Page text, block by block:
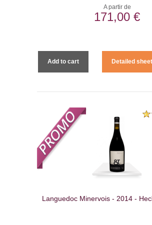
A partir de
171,00 €
Add to cart Detailed sheet
Languedoc Minervois - 2014 -